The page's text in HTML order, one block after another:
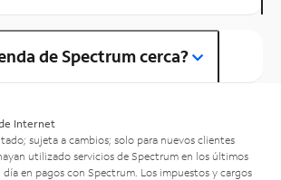
de Spectrum cerca?
Internet
sujeta a cambios; solo para nuevos clientes
utilizado servicios de Spectrum en los últimos
en pagos con Spectrum. Los impuestos y cargos